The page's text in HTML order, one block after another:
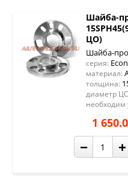
Шайба-
ЦО)
Шайба-
серия:
материал:
толщина:
диаметр
1
− +